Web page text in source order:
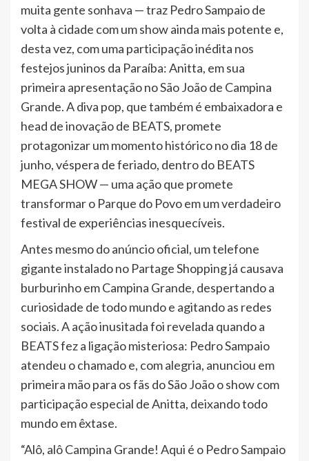
muita gente sonhava — traz Pedro Sampaio de
volta à cidade com um show ainda mais potente e,
desta vez, com uma participação inédita nos
festejos juninos da Paraíba: Anitta, em sua
primeira apresentação no São João de Campina
Grande. A diva pop, que também é embaixadora e
head de inovação de BEATS, promete
protagonizar um momento histórico no dia 18 de
junho, véspera de feriado, dentro do BEATS
MEGA SHOW — uma ação que promete
transformar o Parque do Povo em um verdadeiro
festival de experiências inesquecíveis.
Antes mesmo do anúncio oficial, um telefone
gigante instalado no Partage Shopping já causava
burburinho em Campina Grande, despertando a
curiosidade de todo mundo e agitando as redes
sociais. A ação inusitada foi revelada quando a
BEATS fez a ligação misteriosa: Pedro Sampaio
atendeu o chamado e, com alegria, anunciou em
primeira mão para os fãs do São João o show com
participação especial de Anitta, deixando todo
mundo em êxtase.
“Alô, alô Campina Grande! Aqui é o Pedro Sampaio